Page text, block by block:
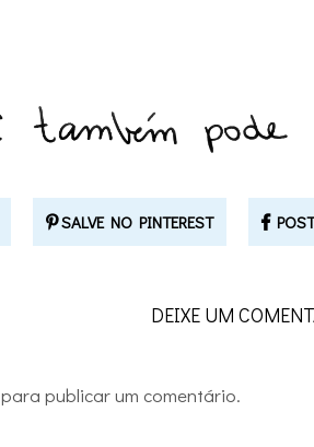
SALVE NO PINTEREST
DEIXE UM
para publicar um comentário.